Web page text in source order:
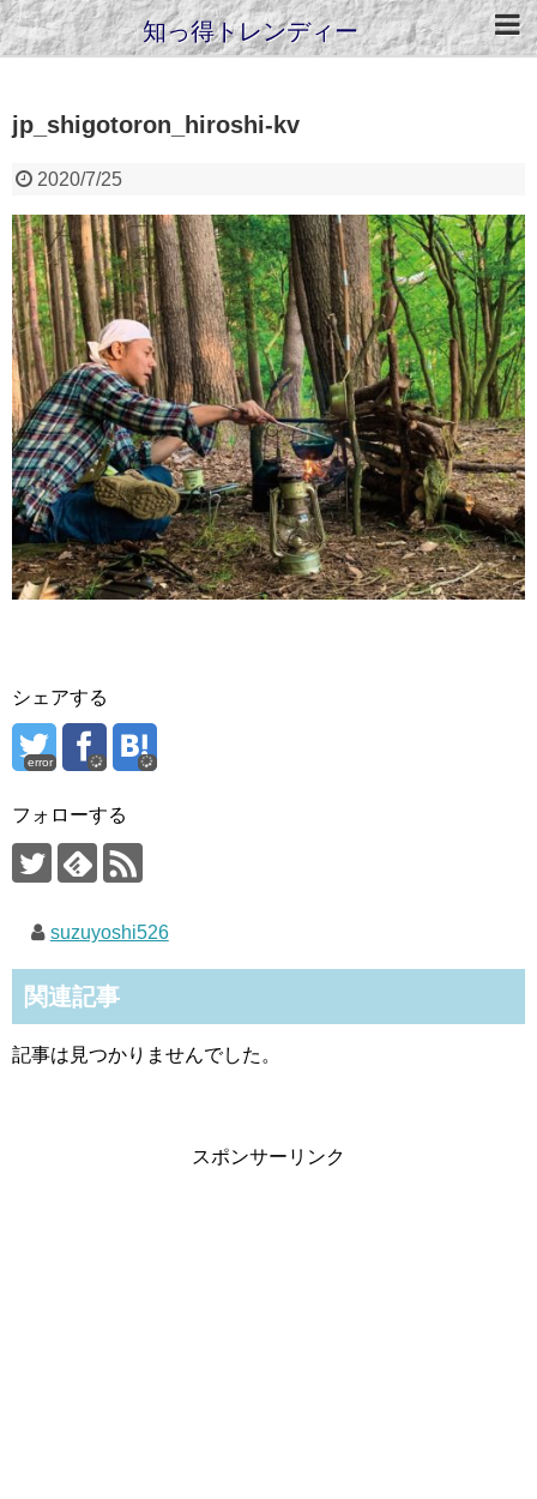
知っ得トレンディー
jp_shigotoron_hiroshi-kv
2020/7/25
シェアする
error
フォローする
suzuyoshi526
関連記事
記事は見つかりませんでした。
スポンサーリンク